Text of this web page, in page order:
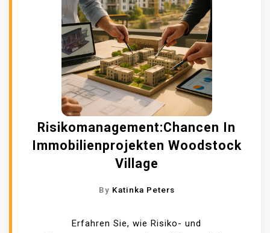
Risikomanagement:Chancen In
Immobilienprojekten Woodstock
Village
By Katinka Peters
Erfahren Sie, wie Risiko- und